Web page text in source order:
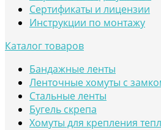
Сертификаты и лицензии
Инструкции по монтажу
Каталог товаров
Бандажные ленты
Ленточные хомуты с
Стальные ленты
Бугель скрепа
Хомуты для крепления